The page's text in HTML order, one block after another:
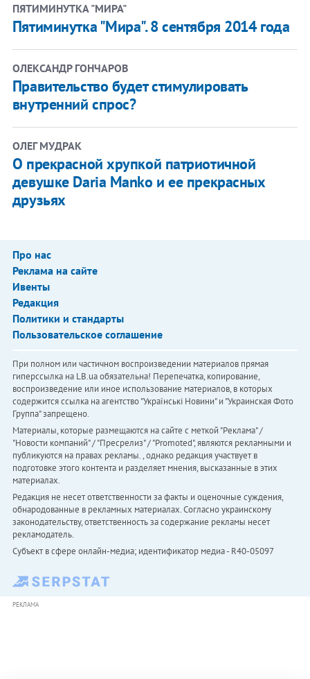
ПЯТИМИНУТКА "МИРА"
Пятиминутка "Мира". 8 сентября 2014 года
ОЛЕКСАНДР ГОНЧАРОВ
Правительство будет стимулировать
внутренний спрос?
ОЛЕГ МУДРАК
О прекрасной хрупкой патриотичной
девушке Daria Manko и ее прекрасных
друзьях
Про нас
Реклама на сайте
Ивенты
Редакция
Политики и стандарты
Пользовательское соглашение
При полном или частичном воспроизведении материалов прямая
гиперссылка на LB.ua обязательна! Перепечатка, копирование,
воспроизведение или иное использование материалов, в которых
содержится ссылка на агентство "Українськi Новини" и "Украинская Фото
Группа" запрещено.
Материалы, которые размещаются на сайте с меткой "Реклама" /
"Новости компаний" / "Пресрелиз" / "Promoted", являются рекламными и
публикуются на правах рекламы. , однако редакция участвует в
подготовке этого контента и разделяет мнения, высказанные в этих
материалах.
Редакция не несет ответственности за факты и оценочные суждения,
обнародованные в рекламных материалах. Согласно украинскому
законодательству, ответственность за содержание рекламы несет
рекламодатель.
Субъект в сфере онлайн-медиа; идентификатор медиа - R40-05097
РЕКЛАМА